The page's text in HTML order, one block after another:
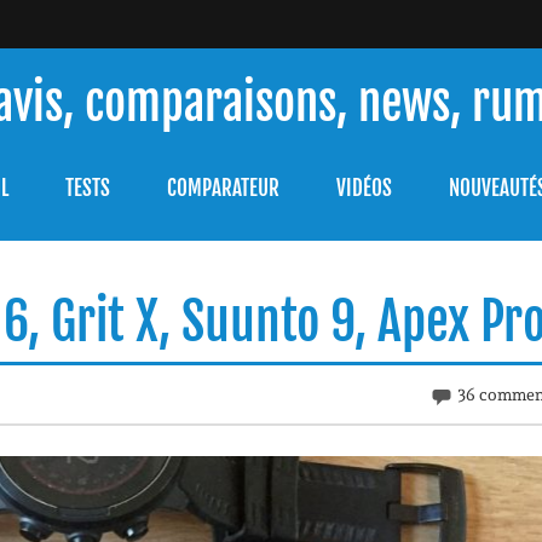
comparaisons, news,
TESTS COMPARATEUR VIDÉOS
Grit X, Suunto 9, Apex
36